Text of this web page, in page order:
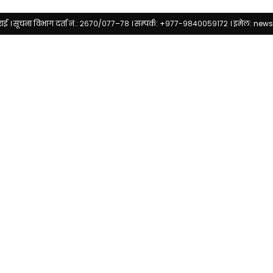
। सूचना विभाग दर्ता नं.: २६७०/०७७–७८ । सम्पर्क: +९७७-९८४००५९१७२ । इमेल: